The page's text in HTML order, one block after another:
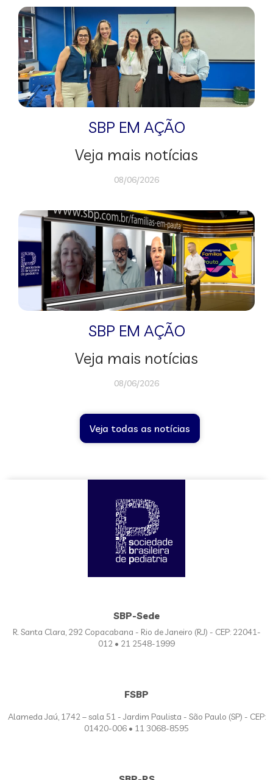
SBP EM AÇÃO
Veja mais notícias
08/06/2026
SBP EM AÇÃO
Veja mais notícias
08/06/2026
Veja todas as notícias
SBP-Sede
R. Santa Clara, 292 Copacabana - Rio de Janeiro (RJ) - CEP: 22041-
012 • 21 2548-1999
FSBP
Alameda Jaú, 1742 – sala 51 - Jardim Paulista - São Paulo (SP) - CEP:
01420-006 • 11 3068-8595